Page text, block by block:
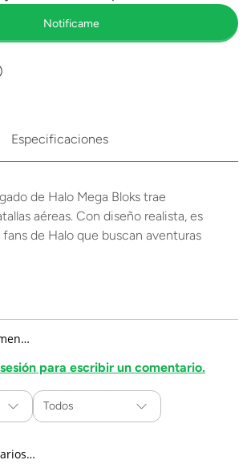
Especificaciones
de Halo Mega Bloks trae
aéreas. Con diseño realista, es
de Halo que buscan aventuras
para escribir un comentario.
Todos